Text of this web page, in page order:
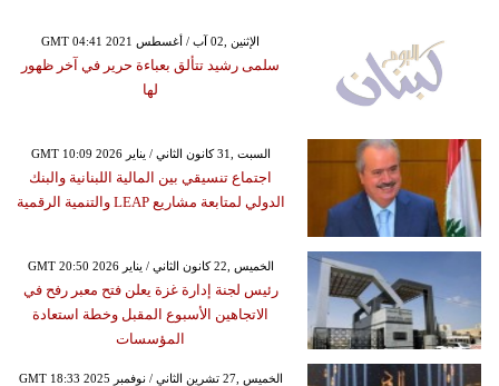
GMT 04:41 2021 الإثنين ,02 آب / أغسطس
سلمى رشيد تتألق بعباءة حرير في آخر ظهور
لها
GMT 10:09 2026 السبت ,31 كانون الثاني / يناير
اجتماع تنسيقي بين المالية اللبنانية والبنك
الدولي لمتابعة مشاريع LEAP والتنمية الرقمية
GMT 20:50 2026 الخميس ,22 كانون الثاني / يناير
رئيس لجنة إدارة غزة يعلن فتح معبر رفح في
الاتجاهين الأسبوع المقبل وخطة استعادة
المؤسسات
GMT 18:33 2025 الخميس ,27 تشرين الثاني / نوفمبر